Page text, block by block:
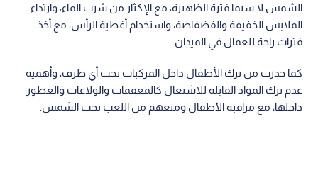
الشمس لا سيما فترة الظهيرة، مع الإكثار من شرب الماء، وارتداء
الملابس الخفيفة والفضفاضة، واستخدام أغطية الرأس، مع أخذ
فترات راحة للعمال في الميدان.
كما حذرت من ترك الأطفال داخل المركبات تحت أي ظرف، وأهمية
عدم ترك المواد القابلة للاشتعال كالمعقمات والولاعات والعطور
داخلها، مع مراقبة الأطفال ومنعهم من اللعب تحت الشمس.